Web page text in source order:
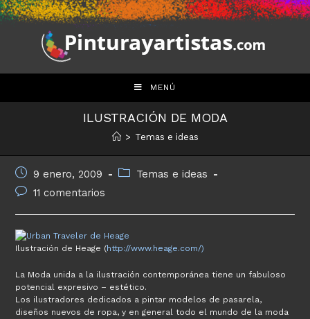
Saltar
al
contenido
MENÚ
ILUSTRACIÓN DE MODA
> Temas e ideas
Publicación
de
entrada:
9 enero, 2009
Categoría
entrada:
Temas e ideas
Comentarios
entrada:
11 comentarios
Ilustración de Heage (http://www.heage.com/)
La Moda unida a la ilustración contemporánea tiene un fabuloso
potencial expresivo – estético.
Los ilustradores dedicados a pintar modelos de pasarela,
diseños nuevos de ropa, y en general todo el mundo de la moda